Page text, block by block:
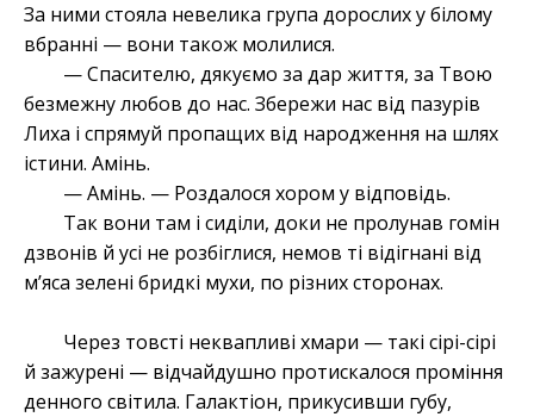
За ними стояла невелика група дорослих у білому
вбранні — вони також молилися.
— Спасителю, дякуємо за дар життя, за Твою
безмежну любов до нас. Збережи нас від пазурів
Лиха і спрямуй пропащих від народження на шлях
істини. Амінь.
— Амінь. — Роздалося хором у відповідь.
Так вони там і сиділи, доки не пролунав гомін
дзвонів й усі не розбіглися, немов ті відігнані від
м’яса зелені бридкі мухи, по різних сторонах.
Через товсті неквапливі хмари — такі сірі-сірі
й зажурені — відчайдушно протискалося проміння
денного світила. Галактіон, прикусивши губу,